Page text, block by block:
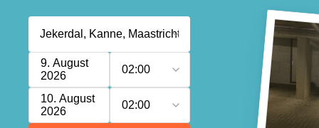
9. August
2026
02:00
10. August
2026
02:00